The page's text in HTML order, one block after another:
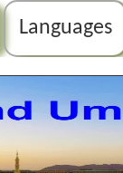
Languages